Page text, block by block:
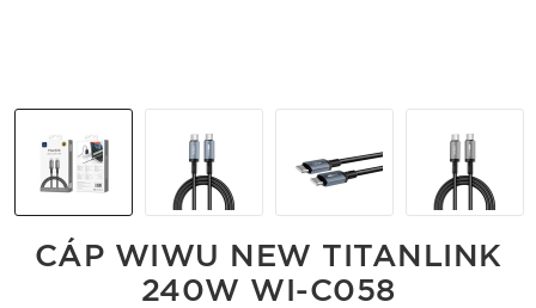
CÁP WIWU NEW TITANLINK
240W WI-C058